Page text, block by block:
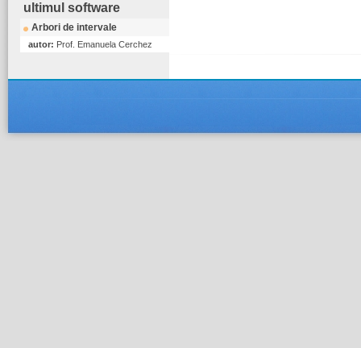
ultimul software
Arbori de intervale
autor: Prof. Emanuela Cerchez